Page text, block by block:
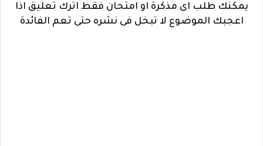
يمكنك طلب اى مذكرة او امتحان فقط اترك تعليق اذا
اعجبك الموضوع لا تبخل فى نشره حتى تعم الفائدة